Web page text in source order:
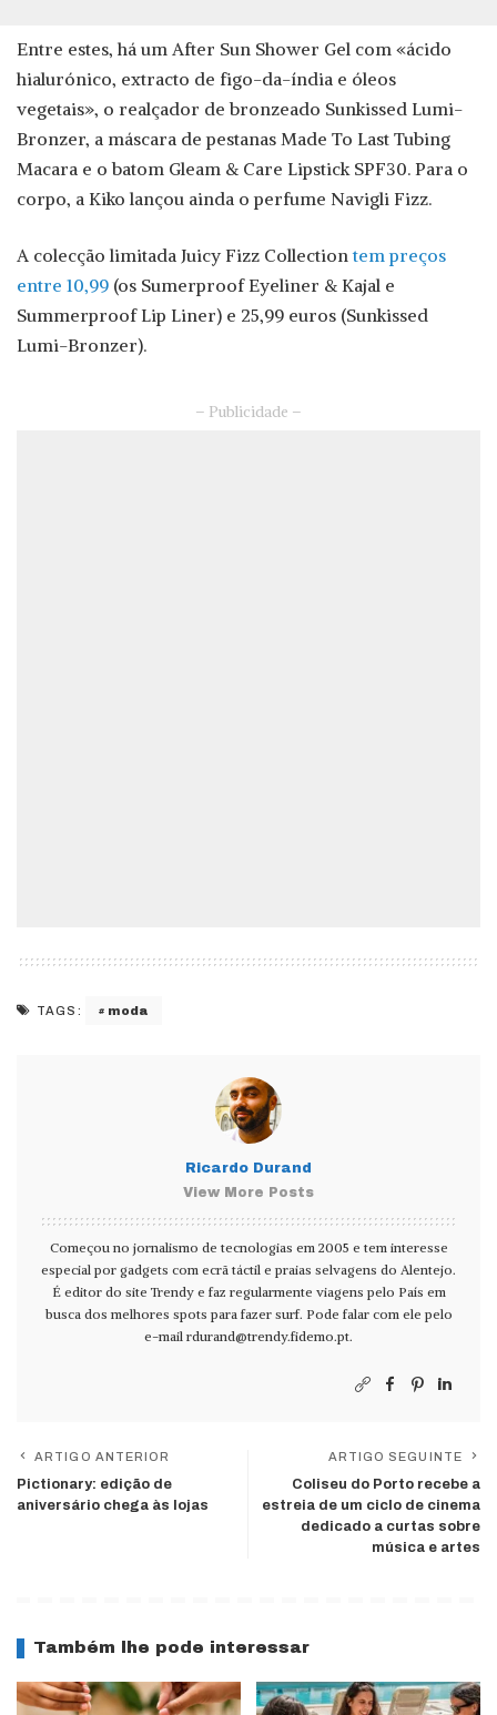
Entre estes, há um After Sun Shower Gel com «ácido
hialurónico, extracto de figo-da-índia e óleos
vegetais», o realçador de bronzeado Sunkissed Lumi-
Bronzer, a máscara de pestanas Made To Last Tubing
Macara e o batom Gleam & Care Lipstick SPF30. Para o
corpo, a Kiko lançou ainda o perfume Navigli Fizz.
A colecção limitada Juicy Fizz Collectiontem preços
entre 10,99 (os Sumerproof Eyeliner & Kajal e
Summerproof Lip Liner) e 25,99 euros (Sunkissed
Lumi-Bronzer).
– Publicidade –
TAGS: moda
Ricardo Durand
View More Posts
Começou no jornalismo de tecnologias em 2005 e tem interesse
especial por gadgets com ecrã táctil e praias selvagens do Alentejo.
É editor do site Trendy e faz regularmente viagens pelo País em
busca dos melhores spots para fazer surf. Pode falar com ele pelo
e-mail rdurand@trendy.fidemo.pt.
ARTIGO ANTERIOR
Pictionary: edição de
aniversário chega às lojas
ARTIGO SEGUINTE
Coliseu do Porto recebe a
estreia de um ciclo de cinema
dedicado a curtas sobre
música e artes
Também lhe pode interessar